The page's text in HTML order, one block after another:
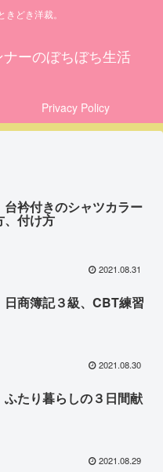
どき洋裁。
ーのぼちぼち生活
Privacy Policy
台衿付きのシャツカラー
、付け方
2021.08.31
日商簿記３級、CBT練習
2021.08.30
ふたり暮らしの３日間献
2021.08.29